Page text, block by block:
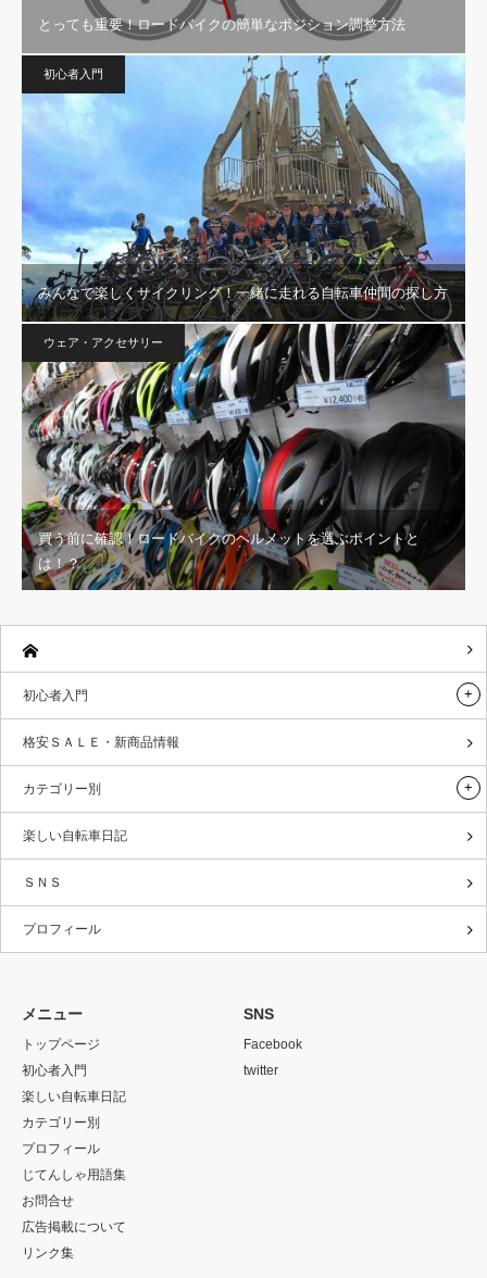
とっても重要！ロードバイクの簡単なポジション調整方法
初心者入門
みんなで楽しくサイクリング！一緒に走れる自転車仲間の探し方
ウェア・アクセサリー
買う前に確認！ロードバイクのヘルメットを選ぶポイントと
は！？
初心者入門
格安ＳＡＬＥ・新商品情報
カテゴリー別
楽しい自転車日記
ＳＮＳ
プロフィール
メニュー
トップページ
初心者入門
楽しい自転車日記
カテゴリー別
プロフィール
じてんしゃ用語集
お問合せ
広告掲載について
リンク集
SNS
Facebook
twitter